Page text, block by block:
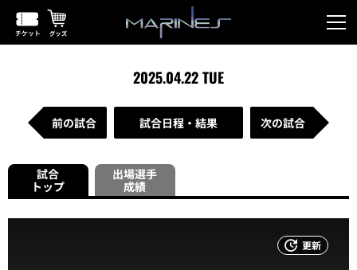
2025.04.22 TUE
前の試合 試合日程・結果 次の試合
試合
トップ
出場選手
成績
更新